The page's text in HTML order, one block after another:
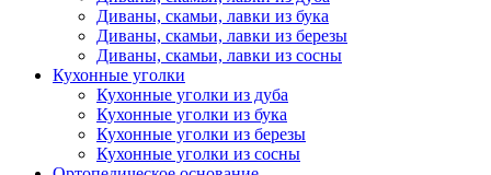
Диваны, скамьи, лавки из бука
Диваны, скамьи, лавки из березы
Диваны, скамьи, лавки из сосны
Кухонные уголки
Кухонные уголки из дуба
Кухонные уголки из бука
Кухонные уголки из березы
Кухонные уголки из сосны